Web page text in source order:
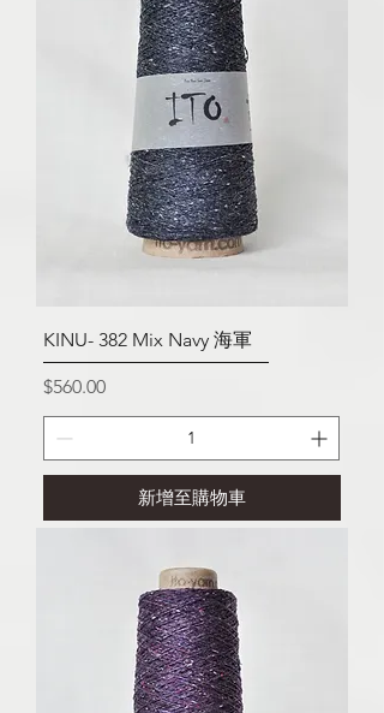
KINU- 382 Mix Navy 海軍
價格
$560.00
新增至購物車